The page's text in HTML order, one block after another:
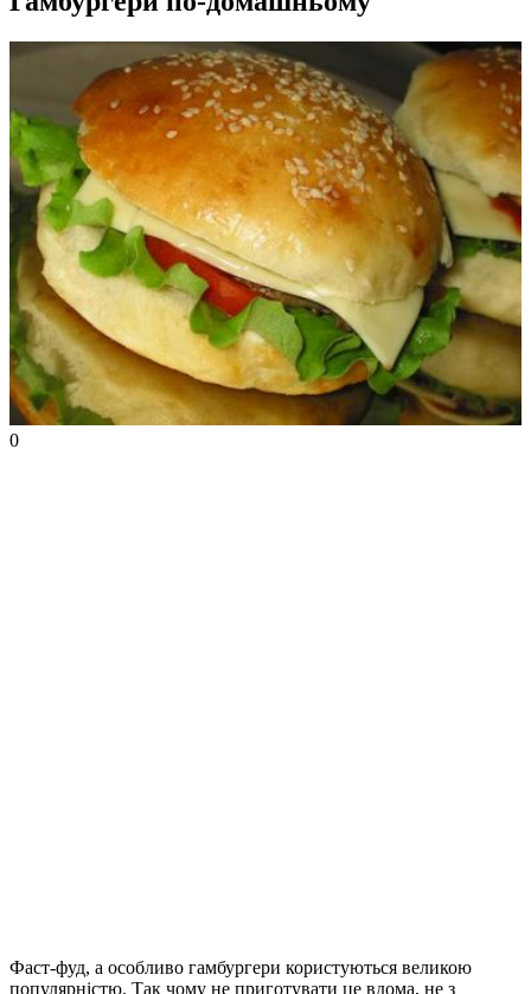
0
Фаст-фуд, а особливо гамбургери користуються великою
популярністю. Так чому не приготувати це вдома, не з